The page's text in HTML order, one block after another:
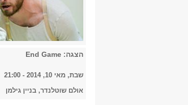
הצגה: End Game
שבת, מאי 10, 2014 - 21:00
אולם שוטלנדר, בניין גילמן